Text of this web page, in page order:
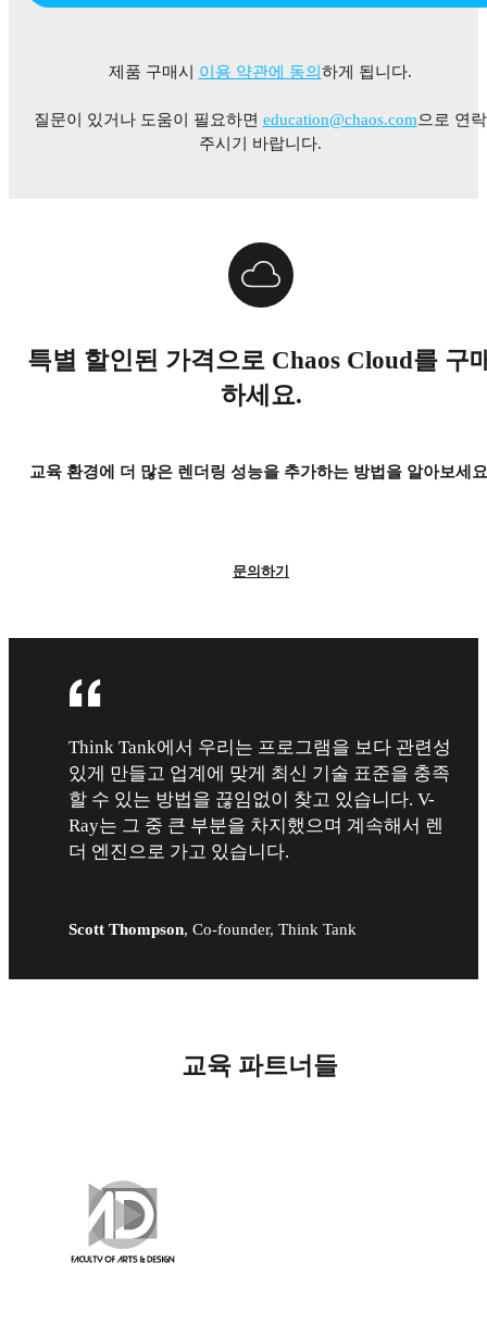
제품 구매시 이용 약관에 동의 하게 됩니다.
질문이 있거나 도움이 필요하면 education@chaos.com으로 연락
주시기 바랍니다.
특별 할인된 가격으로 Chaos Cloud를 구
하세요.
교육 환경에 더 많은 렌더링 성능을 추가하는 방법을 알아보세
문의하기
Think Tank에서 우리는 프로그램을 보다 관련성
있게 만들고 업계에 맞게 최신 기술 표준을 충족
할 수 있는 방법을 끊임없이 찾고 있습니다. V-
Ray는 그 중 큰 부분을 차지했으며 계속해서 렌
더 엔진으로 가고 있습니다.
Scott Thompson, Co-founder, Think Tank
교육 파트너들